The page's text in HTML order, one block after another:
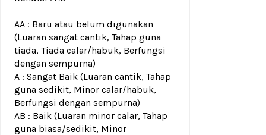
AA : Baru atau belum digunakan
(Luaran sangat cantik, Tahap guna
tiada, Tiada calar/habuk, Berfungsi
dengan sempurna)
A : Sangat Baik (Luaran cantik, Tahap
guna sedikit, Minor calar/habuk,
Berfungsi dengan sempurna)
AB : Baik (Luaran minor calar, Tahap
guna biasa/sedikit, Minor